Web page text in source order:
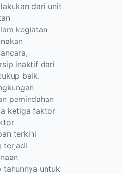
dari unit
kegiatan
inaktif dari
baik.
pemindahan
ketiga faktor
terkini
terjadi
tahunnya untuk